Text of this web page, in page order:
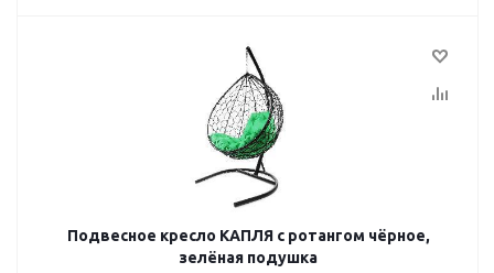
Подвесное кресло КАПЛЯ с ротангом чёрное,
зелёная подушка